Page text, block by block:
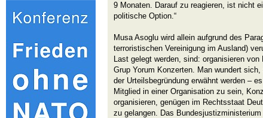
9 Monaten. Darauf zu reagieren, ist nicht
politische Option.“
Musa Asoglu wird allein aufgrund des
terroristischen Vereinigung im Ausland)
Last gelegt werden, sind: organisieren
Grup Yorum Konzerten. Man wundert
der Urteilsbegründung erwähnt werden –
Mitglied in einer Organisation zu sein,
organisieren, genügen im Rechtsstaat
zu gelangen. Das